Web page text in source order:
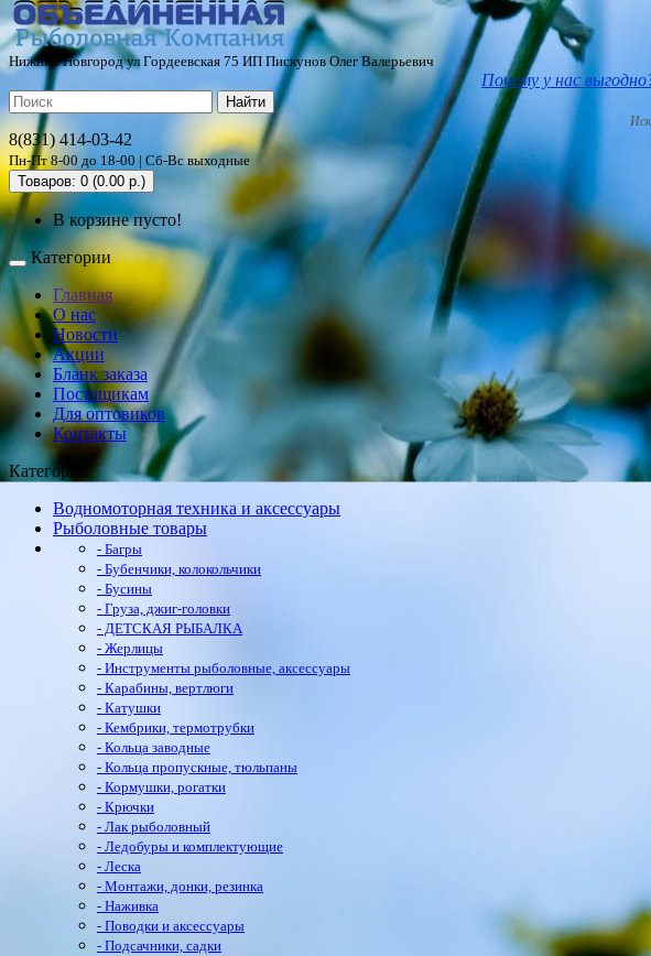
Нижний Новгород ул Гордеевская 75 ИП Пискунов Олег Валерьевич
Почему у нас
Найти
8(831) 414-03-42
Пн-Пт 8-00 до 18-00 | Сб-Вс выходные
Товаров: 0 (0.00 р.)
В корзине пусто!
Категории
Главная
О нас
Новости
Акции
Бланк заказа
Постащикам
Для оптовиков
Контакты
Категории
Водномоторная техника и аксессуары
Рыболовные товары
- Багры
- Бубенчики, колокольчики
- Бусины
- Груза, джиг-головки
- ДЕТСКАЯ РЫБАЛКА
- Жерлицы
- Инструменты рыболовные, аксессуары
- Карабины, вертлюги
- Катушки
- Кембрики, термотрубки
- Кольца заводные
- Кольца пропускные, тюльпаны
- Кормушки, рогатки
- Крючки
- Лак рыболовный
- Ледобуры и комплектующие
- Леска
- Монтажи, донки, резинка
- Наживка
- Поводки и аксессуары
- Подсачники, садки